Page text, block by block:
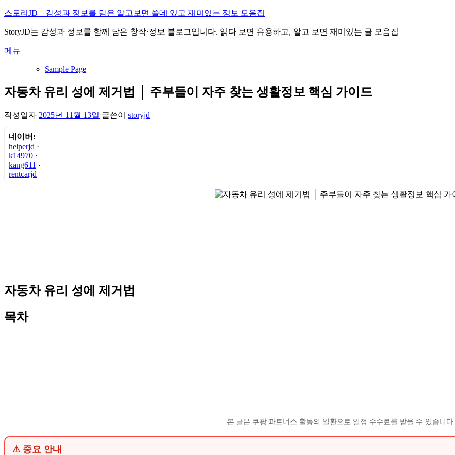
내
으
바
기
스토리JD – 감성과 정보를 담은 알고보면 쓸데 있고 재미있는 정보 모음집
StoryJD는 감성과 정보를 함께 담은 창작·정보 블로그입니다. 읽다 보면 유용하고, 알고 보면 재미있는 글 모음집
메뉴
Sample Page
자동차 유리 성에 제거법 │ 주부들이 자주 찾는 생활정보 핵심 가이드
작성일자 2025년 11월 13일 글쓴이 storyjd
네이버:
helperjd ·
k14970 ·
kang611 ·
rentcarjd
자동차 유리 성에 제거법
목차
본 글은 쿠팡 파트너스 활동의 일환으로 일정 수수료를 받을 수 있습니다.
⚠ 중요 안내